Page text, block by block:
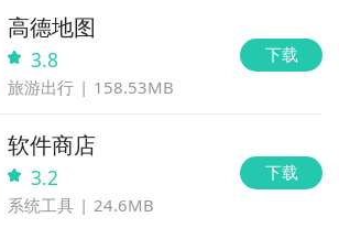
高德地图
3.8
旅游出行 158.53MB
下载
软件商店
3.2
系统工具 24.6MB
下载